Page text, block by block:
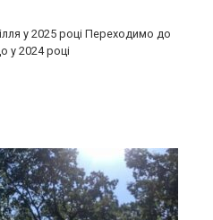
у 2025 році Переходимо до
у 2024 році